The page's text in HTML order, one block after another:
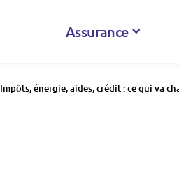
Assurance
Impôts, énergie, aides, crédit : ce qui va